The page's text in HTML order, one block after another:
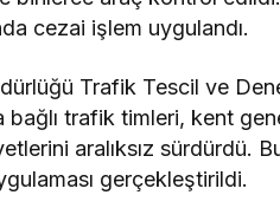
cezai işlem uygulandı.
Trafik Tescil ve
bağlı trafik timleri, kent
aralıksız sürdürdü.
gerçekleştirildi.